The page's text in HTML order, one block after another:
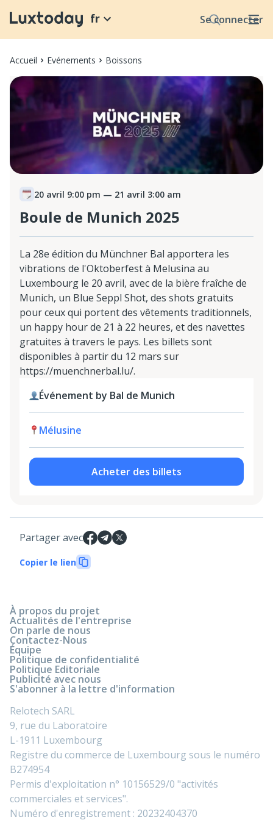
Se connecter
fr
Accueil Evénements Boissons
20 avril 9:00 pm — 21 avril 3:00 am
Boule de Munich 2025
La 28e édition du Münchner Bal apportera les
vibrations de l'Oktoberfest à Melusina au
Luxembourg le 20 avril, avec de la bière fraîche de
Munich, un Blue Seppl Shot, des shots gratuits
pour ceux qui portent des vêtements traditionnels,
un happy hour de 21 à 22 heures, et des navettes
gratuites à travers le pays. Les billets sont
disponibles à partir du 12 mars sur
https://muenchnerbal.lu/.
Événement by Bal de Munich
Mélusine
Acheter des billets
Partager avec
Copier le lien
À propos du projet
Actualités de l'entreprise
On parle de nous
Contactez-Nous
Équipe
Politique de confidentialité
Politique Editoriale
Publicité avec nous
S'abonner à la lettre d'information
Relotech SARL
9, rue du Laboratoire
L-1911 Luxembourg
Registre du commerce de Luxembourg sous le numéro
B274954
Permis d'exploitation n° 10156529/0 "activités
commerciales et services".
Numéro d'enregistrement : 20232404370